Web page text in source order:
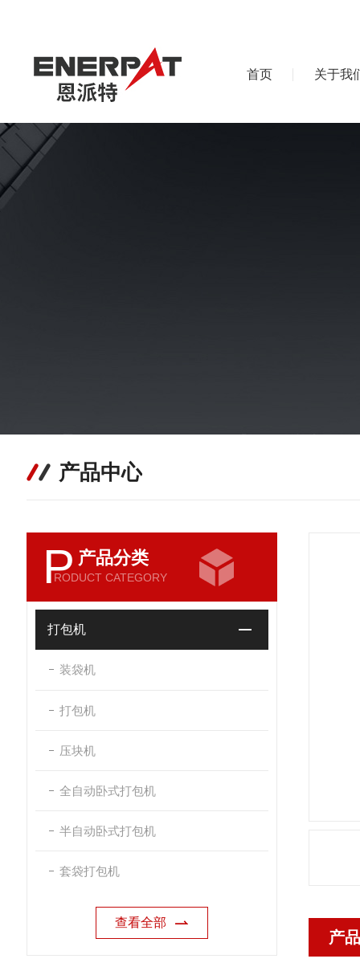
首页 关于我
产品中心
P 产品分类
RODUCT CATEGORY
打包机
装袋机
打包机
压块机
全自动卧式打包机
半自动卧式打包机
套袋打包机
查看全部
产